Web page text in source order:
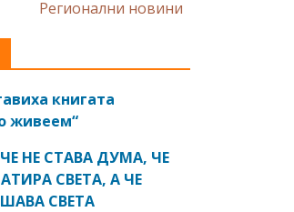
Регионални новини
книгата
живеем“
НЕ СТАВА ДУМА, ЧЕ
СВЕТА, А ЧЕ
СВЕТА